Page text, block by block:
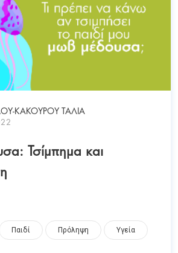
ΚΑΚΟΥΡΟΥ ΤΑΛΙΑ
Τσίμπημα και
Παιδί Πρόληψη Υγεία